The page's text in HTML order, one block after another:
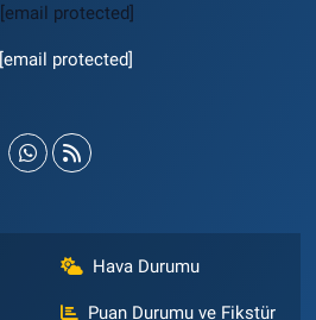
[email protected]
[email protected]
Hava Durumu
Puan Durumu ve Fikstür